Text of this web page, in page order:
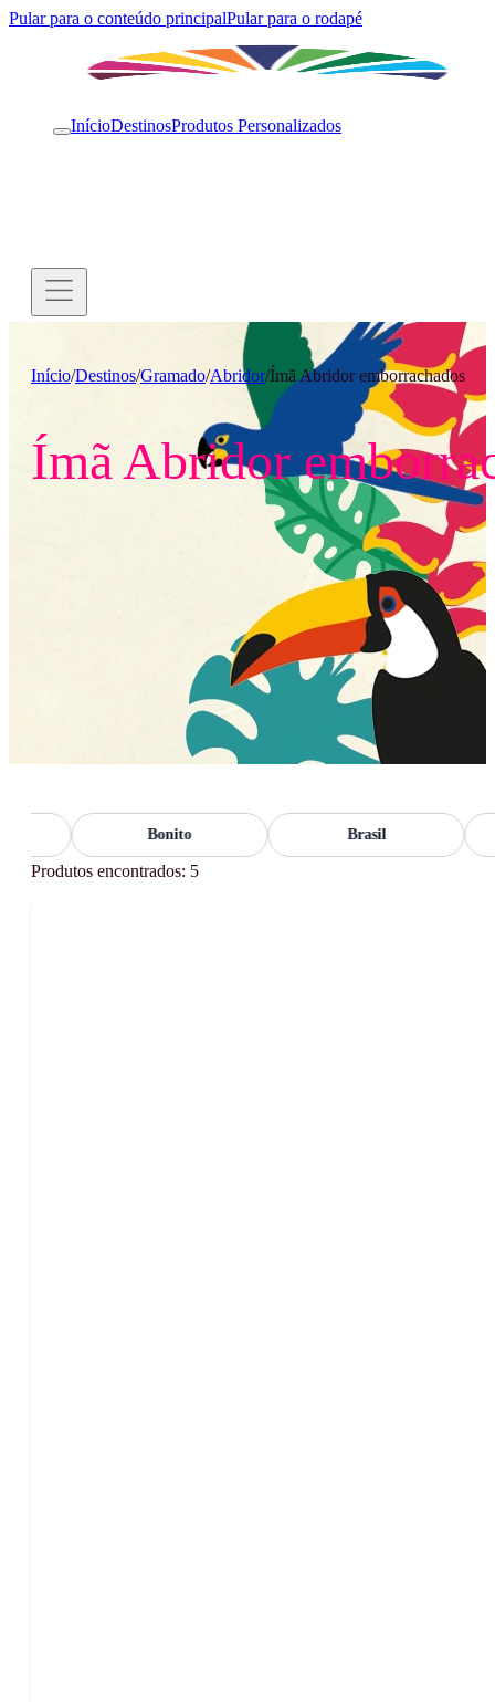
Pular para o conteúdo principalPular para o rodapé
InícioDestinosProdutos Personalizados
Início/Destinos/Gramado/Abridor/Ímã Abridor emborrachados
Ímã Abridor
Bonito Brasil
Produtos encontrados: 5